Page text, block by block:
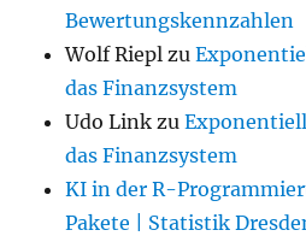
Bewertungskennzahlen
Wolf Riepl zu
das Finanzsystem
Udo Link zu
das Finanzsystem
KI in der R-
Pakete | Statistik